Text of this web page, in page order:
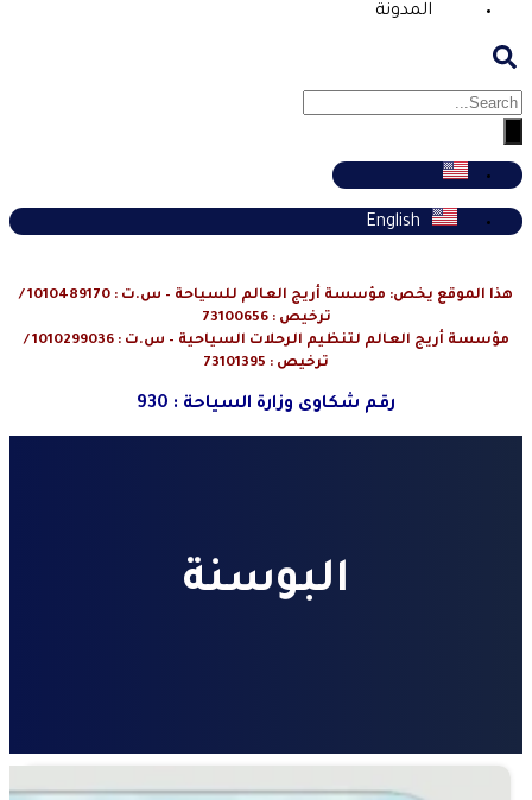
المدونة
English
هذا الموقع يخص: مؤسسة أريج العالم للسياحة – س.ت : 1010489170 /
ترخيص : 73100656
مؤسسة أريج العالم لتنظيم الرحلات السياحية – س.ت : 1010299036 /
ترخيص : 73101395
رقم شكاوى وزارة السياحة : 930
البوسنة